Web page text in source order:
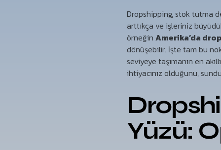
Dropshipping, stok tutma
arttıkça ve işleriniz
örneğin Amerika’da
dönüşebilir. İşte tam bu
seviyeye taşımanın en
ihtiyacınız olduğunu,
Yüzü: